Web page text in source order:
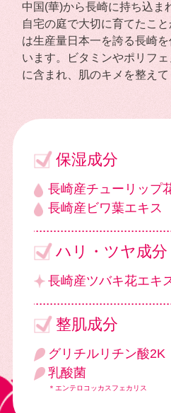
中国(華)から長崎に持ち込ま
自宅の庭で大切に育てたこ
は生産量日本一を誇る長崎
います。ビタミンやポリフ
に含まれ、肌のキメを整えて
保湿成分
長崎産チューリップ
長崎産ビワ葉エキス
ハリ・ツヤ成分
長崎産ツバキ花エキ
整肌成分
グリチルリチン酸2K
乳酸菌
＊エンテロコッカスフェカリス